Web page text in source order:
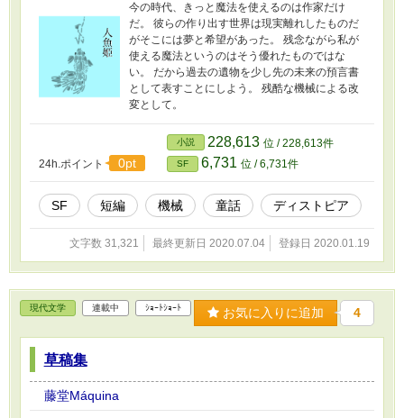
今の時代、きっと魔法を使えるのは作家だけ
だ。 彼らの作り出す世界は現実離れしたものだ
がそこには夢と希望があった。 残念ながら私が
使える魔法というのはそう優れたものではな
い。 だから過去の遺物を少し先の未来の預言書
として表すことにしよう。 残酷な機械による改
変として。
24h.ポイント 0pt
小説 228,613 位 / 228,613件
SF 6,731 位 / 6,731件
SF 短編 機械 童話 ディストピア
文字数 31,321 最終更新日 2020.07.04 登録日 2020.01.19
現代文学 連載中 ｼｮｰﾄｼｮｰﾄ お気に入りに追加 4
草稿集
藤堂Máquina